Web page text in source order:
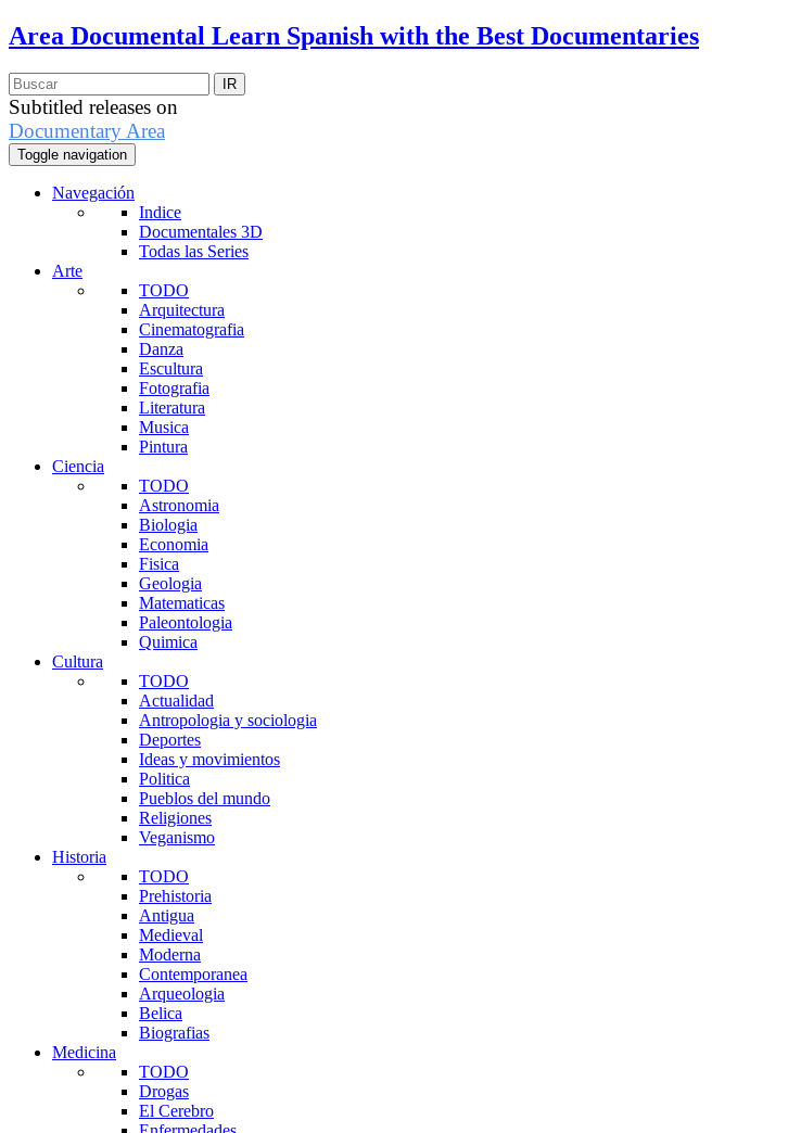
Area Documental Learn Spanish with the Best Documentaries
Subtitled releases on
Documentary Area
Toggle navigation
Navegación
Indice
Documentales 3D
Todas las Series
Arte
TODO
Arquitectura
Cinematografia
Danza
Escultura
Fotografia
Literatura
Musica
Pintura
Ciencia
TODO
Astronomia
Biologia
Economia
Fisica
Geologia
Matematicas
Paleontologia
Quimica
Cultura
TODO
Actualidad
Antropologia y sociologia
Deportes
Ideas y movimientos
Politica
Pueblos del mundo
Religiones
Veganismo
Historia
TODO
Prehistoria
Antigua
Medieval
Moderna
Contemporanea
Arqueologia
Belica
Biografias
Medicina
TODO
Drogas
El Cerebro